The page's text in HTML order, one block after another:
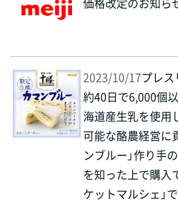
2023/10/17プレ
約40日で6,000個
海道産生乳を使用
可能な酪農経営に
ンブルー」作り手
を知った上で購入
ケットマルシェ」